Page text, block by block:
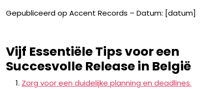
Gepubliceerd op Accent Records – Datum: [datum]
Vijf Essentiële Tips voor een
Succesvolle Release in België
Zorg voor een duidelijke planning en deadlines.